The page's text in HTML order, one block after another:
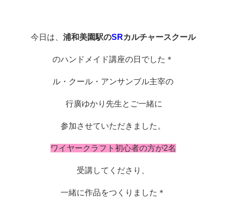
今日は、 浦和美園駅のSRカルチャースクール
のハンドメイド講座の日でした＊
ル・クール・アンサンブル主宰の
行廣ゆかり先生とご一緒に
参加させていただきました。
ワイヤークラフト初心者の方が2名
受講してくださり、
一緒に作品をつくりました＊